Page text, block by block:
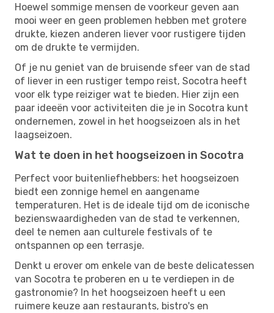
Hoewel sommige mensen de voorkeur geven aan
mooi weer en geen problemen hebben met grotere
drukte, kiezen anderen liever voor rustigere tijden
om de drukte te vermijden.
Of je nu geniet van de bruisende sfeer van de stad
of liever in een rustiger tempo reist, Socotra heeft
voor elk type reiziger wat te bieden. Hier zijn een
paar ideeën voor activiteiten die je in Socotra kunt
ondernemen, zowel in het hoogseizoen als in het
laagseizoen.
Wat te doen in het hoogseizoen in Socotra
Perfect voor buitenliefhebbers: het hoogseizoen
biedt een zonnige hemel en aangename
temperaturen. Het is de ideale tijd om de iconische
bezienswaardigheden van de stad te verkennen,
deel te nemen aan culturele festivals of te
ontspannen op een terrasje.
Denkt u erover om enkele van de beste delicatessen
van Socotra te proberen en u te verdiepen in de
gastronomie? In het hoogseizoen heeft u een
ruimere keuze aan restaurants, bistro's en